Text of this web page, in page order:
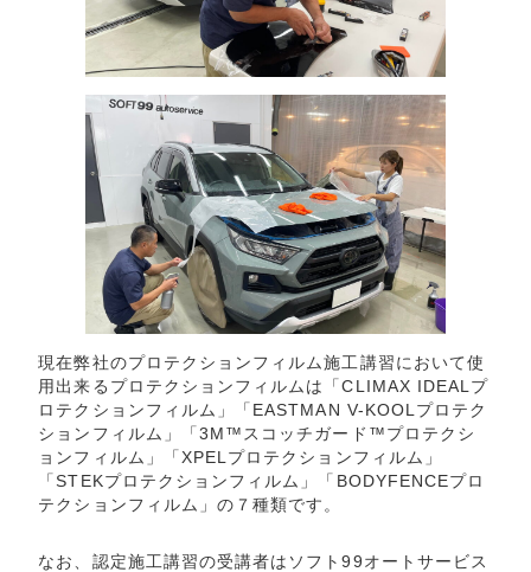
現在弊社のプロテクションフィルム施工講習において使
用出来るプロテクションフィルムは「CLIMAX IDEALプ
ロテクションフィルム」「EASTMAN V-KOOLプロテク
ションフィルム」「3M™スコッチガード™プロテクシ
ョンフィルム」「XPELプロテクションフィルム」
「STEKプロテクションフィルム」「BODYFENCEプロ
テクションフィルム」の７種類です。
なお、認定施工講習の受講者はソフト99オートサービス